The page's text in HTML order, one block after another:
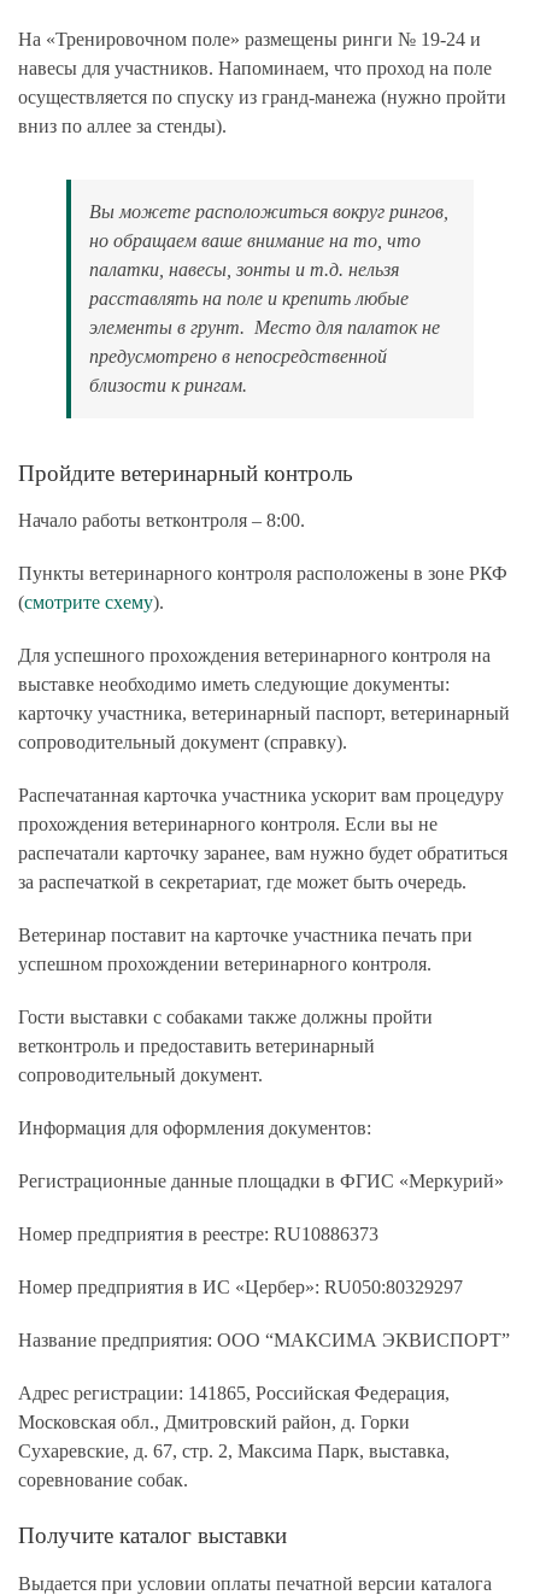
На «Тренировочном поле» размещены ринги № 19-24 и
навесы для участников. Напоминаем, что проход на поле
осуществляется по спуску из гранд-манежа (нужно пройти
вниз по аллее за стенды).
Вы можете расположиться вокруг рингов,
но обращаем ваше внимание на то, что
палатки, навесы, зонты и т.д. нельзя
расставлять на поле и крепить любые
элементы в грунт. Место для палаток не
предусмотрено в непосредственной
близости к рингам.
Пройдите ветеринарный контроль
Начало работы ветконтроля – 8:00.
Пункты ветеринарного контроля расположены в зоне РКФ
(смотрите схему).
Для успешного прохождения ветеринарного контроля на
выставке необходимо иметь следующие документы:
карточку участника, ветеринарный паспорт, ветеринарный
сопроводительный документ (справку).
Распечатанная карточка участника ускорит вам процедуру
прохождения ветеринарного контроля. Если вы не
распечатали карточку заранее, вам нужно будет обратиться
за распечаткой в секретариат, где может быть очередь.
Ветеринар поставит на карточке участника печать при
успешном прохождении ветеринарного контроля.
Гости выставки с собаками также должны пройти
ветконтроль и предоставить ветеринарный
сопроводительный документ.
Информация для оформления документов:
Регистрационные данные площадки в ФГИС «Меркурий»
Номер предприятия в реестре: RU10886373
Номер предприятия в ИС «Цербер»: RU050:80329297
Название предприятия: ООО “МАКСИМА ЭКВИСПОРТ”
Адрес регистрации: 141865, Российская Федерация,
Московская обл., Дмитровский район, д. Горки
Сухаревские, д. 67, стр. 2, Максима Парк, выставка,
соревнование собак.
Получите каталог выставки
Выдается при условии оплаты печатной версии каталога